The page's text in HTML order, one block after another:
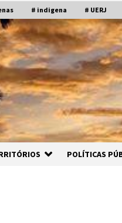
# indigena # UERJ
POLÍTICAS